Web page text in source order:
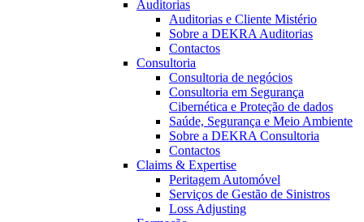
Auditorias
Auditorias e Cliente Mistério
Sobre a DEKRA Auditorias
Contactos
Consultoria
Consultoria de negócios
Consultoria em Segurança
Cibernética e Proteção de dados
Saúde, Segurança e Meio Ambiente
Sobre a DEKRA Consultoria
Contactos
Claims & Expertise
Peritagem Automóvel
Serviços de Gestão de Sinistros
Loss Adjusting